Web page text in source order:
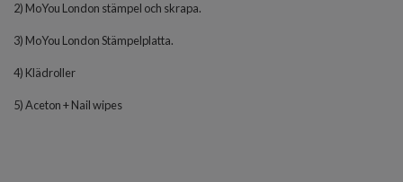
2) MoYou London stämpel och skrapa.
3) MoYou London Stämpelplatta.
4) Klädroller
5) Aceton + Nail wipes